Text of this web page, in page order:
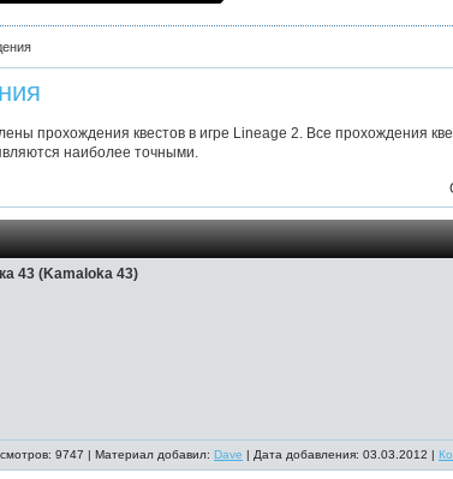
прохождения квестов в игре Lineage 2. Все прохождения
наиболее точными.
43 (Kamaloka 43)
9747 | Материал добавил: Dave | Дата добавления: 03.03.2012 |